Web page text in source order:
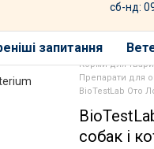
сб-нд:
запитання
Корми для
Препарати для
BioTestLab Ото
собак і